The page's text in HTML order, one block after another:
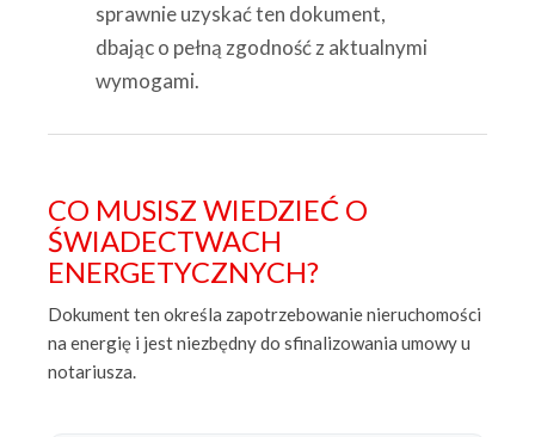
sprawnie uzyskać ten dokument,
dbając o pełną zgodność z aktualnymi
wymogami.
CO MUSISZ WIEDZIEĆ O
ŚWIADECTWACH
ENERGETYCZNYCH?
Dokument ten określa zapotrzebowanie nieruchomości
na energię i jest niezbędny do sfinalizowania umowy u
notariusza.